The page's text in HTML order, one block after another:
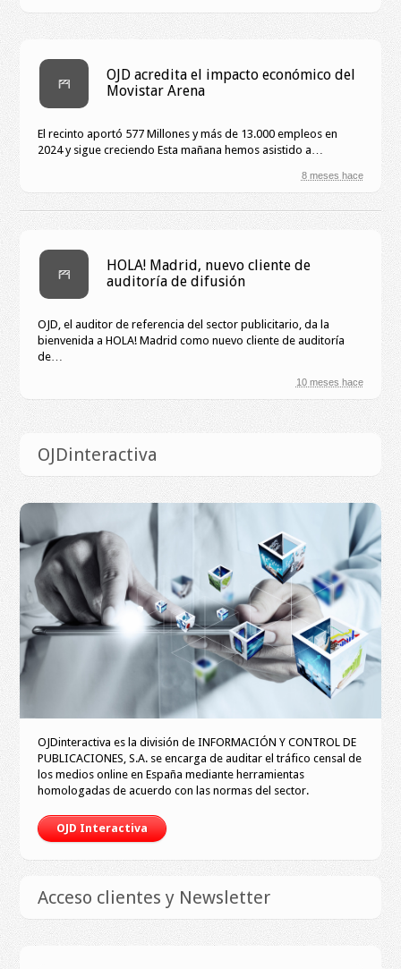
OJD acredita el impacto económico del
Movistar Arena
El recinto aportó 577 Millones y más de 13.000 empleos en
2024 y sigue creciendo Esta mañana hemos asistido a…
8 meses hace
HOLA! Madrid, nuevo cliente de
auditoría de difusión
OJD, el auditor de referencia del sector publicitario, da la
bienvenida a HOLA! Madrid como nuevo cliente de auditoría
de…
10 meses hace
OJDinteractiva
OJDinteractiva es la división de INFORMACIÓN Y CONTROL DE
PUBLICACIONES, S.A. se encarga de auditar el tráfico censal de
los medios online en España mediante herramientas
homologadas de acuerdo con las normas del sector.
OJD Interactiva
Acceso clientes y Newsletter